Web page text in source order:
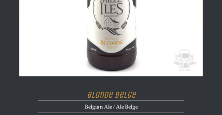
Blonde Belge
Belgian Ale / Ale Belge